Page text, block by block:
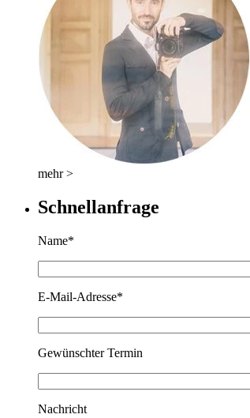
mehr >
Schnellanfrage
Name*
E-Mail-Adresse*
Gewünschter Termin
Nachricht